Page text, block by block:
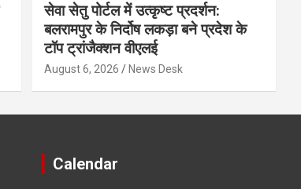
सेवा सेतु पोर्टल में उत्कृष्ट प्रदर्शन:
बलरामपुर के निर्दोष लकड़ा बने प्रदेश के
टॉप ट्रांजैक्शन वीएलई
August 6, 2026 News Desk
Calendar